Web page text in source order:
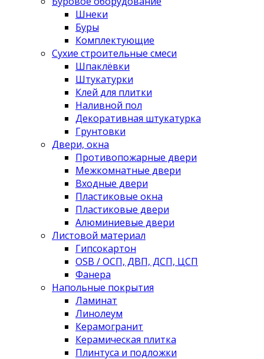
Шнеки
Буры
Комплектующие
Сухие строительные смеси
Шпаклёвки
Штукатурки
Клей для плитки
Наливной пол
Декоративная штукатурка
Грунтовки
Двери, окна
Противопожарные двери
Межкомнатные двери
Входные двери
Пластиковые окна
Пластиковые двери
Алюминиевые двери
Листовой материал
Гипсокартон
OSB / ОСП, ДВП, ДСП, ЦСП
Фанера
Напольные покрытия
Ламинат
Линолеум
Керамогранит
Керамическая плитка
Плинтуса и подложки